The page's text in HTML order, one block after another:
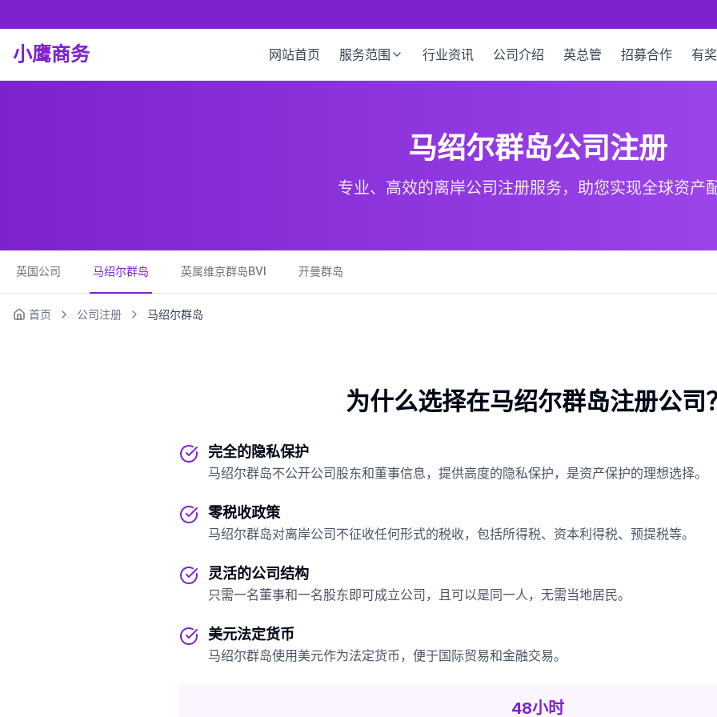
小鹰商务 网站首页 服务范围 行业资讯 公司介绍 英总管 招募合作 有
马绍尔群岛公司注册
专业、高效的离岸公司注册服务，助您实现全球资产
英国公司 马绍尔群岛 英属维京群岛BVI 开曼群岛
首页 公司注册 马绍尔群岛
为什么选择在马绍尔群岛注册公司
完全的隐私保护
马绍尔群岛不公开公司股东和董事信息，提供高度的隐私保护，是资产保护的理想选择。
零税收政策
马绍尔群岛对离岸公司不征收任何形式的税收，包括所得税、资本利得税、预提税等。
灵活的公司结构
只需一名董事和一名股东即可成立公司，且可以是同一人，无需当地居民。
美元法定货币
马绍尔群岛使用美元作为法定货币，便于国际贸易和金融交易。
48小时